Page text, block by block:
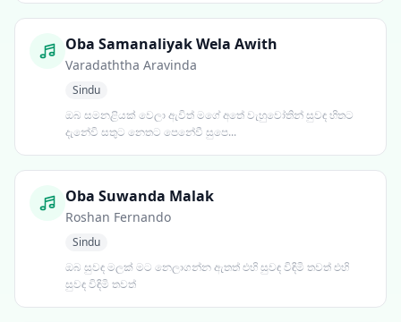
Oba Samanaliyak Wela Awith
Varadaththa Aravinda
Sindu
ඔබ සමනළියක් වෙලා ඇවිත් මගේ අතේ වැහුවෝතින් සුවඳ හිතට
දැනේවි සතුට නෙතට පෙනේවී සුපෙ...
Oba Suwanda Malak
Roshan Fernando
Sindu
ඔබ සුවඳ මලක් මට නෙලාගන්න ඇතත් එහි සුවඳ විඳිමි තවත් එහි
සුවඳ විඳිමි තවත්